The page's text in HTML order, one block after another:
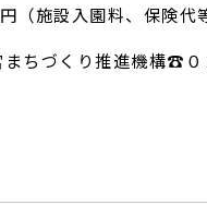
施設入園料、保険代等
ちづくり推進機構☎０